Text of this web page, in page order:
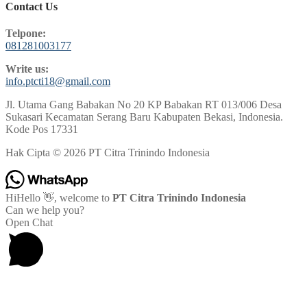
Contact Us
Telpone:
081281003177
Write us:
info.ptcti18@gmail.com
Jl. Utama Gang Babakan No 20 KP Babakan RT 013/006 Desa
Sukasari Kecamatan Serang Baru Kabupaten Bekasi, Indonesia.
Kode Pos 17331
Hak Cipta © 2026 PT Citra Trinindo Indonesia
HiHello 👋, welcome to PT Citra Trinindo Indonesia
Can we help you?
Open Chat